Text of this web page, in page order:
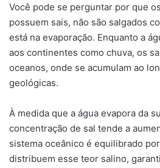
Você pode se perguntar por que
possuem sais, não são salgados
está na evaporação. Enquanto a
aos continentes como chuva, os
oceanos, onde se acumulam ao
geológicas.
À medida que a água evapora da
concentração de sal tende a
sistema oceânico é equilibrado
distribuem esse teor salino,